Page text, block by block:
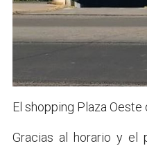
El shopping Plaza Oeste
Gracias al horario y el